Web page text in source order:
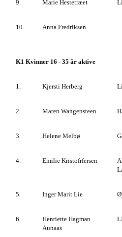
9. Marie Hestetræet
10. Anna Fredriksen
K1 Kvinner 16 - 35 år aktive
1. Kjersti Herberg
2. Maren Wangensteen
3. Helene Melbø
4. Emilie Kristofrfersen
5. Inger Marit Lie
6.
Henriette Hagman
Aunaas